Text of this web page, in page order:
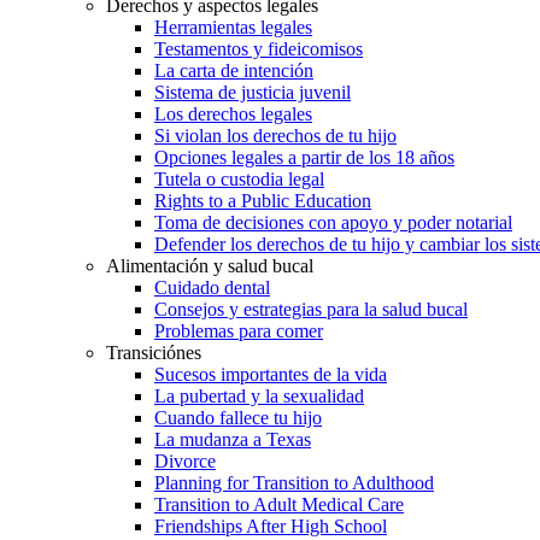
Derechos y aspectos legales
Herramientas legales
Testamentos y fideicomisos
La carta de intención
Sistema de justicia juvenil
Los derechos legales
Si violan los derechos de tu hijo
Opciones legales a partir de los 18 años
Tutela o custodia legal
Rights to a Public Education
Toma de decisiones con apoyo y poder notarial
Defender los derechos de tu hijo y cambiar los
Alimentación y salud bucal
Cuidado dental
Consejos y estrategias para la salud bucal
Problemas para comer
Transiciónes
Sucesos importantes de la vida
La pubertad y la sexualidad
Cuando fallece tu hijo
La mudanza a Texas
Divorce
Planning for Transition to Adulthood
Transition to Adult Medical Care
Friendships After High School